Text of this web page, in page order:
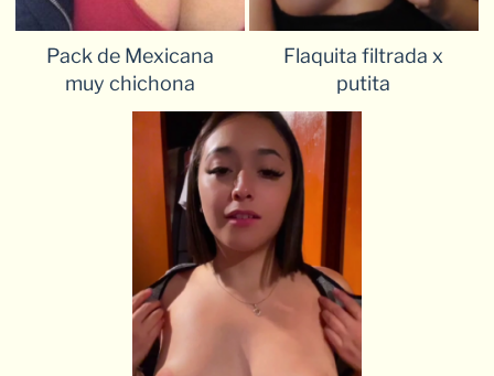
Pack de Mexicana
muy chichona
Flaquita filtrada x
putita